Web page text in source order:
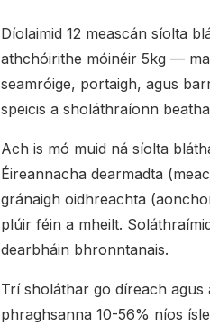
Díolaimid 12 meascán síolta
athchóirithe móinéir 5kg —
seamróige, portaigh, agus
speicis a sholáthraíonn
Ach is mó muid ná síolta
Éireannacha dearmadta
gránaigh oidhreachta
plúir féin a mheilt.
dearbháin bhronntanais.
Trí sholáthar go díreach
phraghsanna 10-56% níos